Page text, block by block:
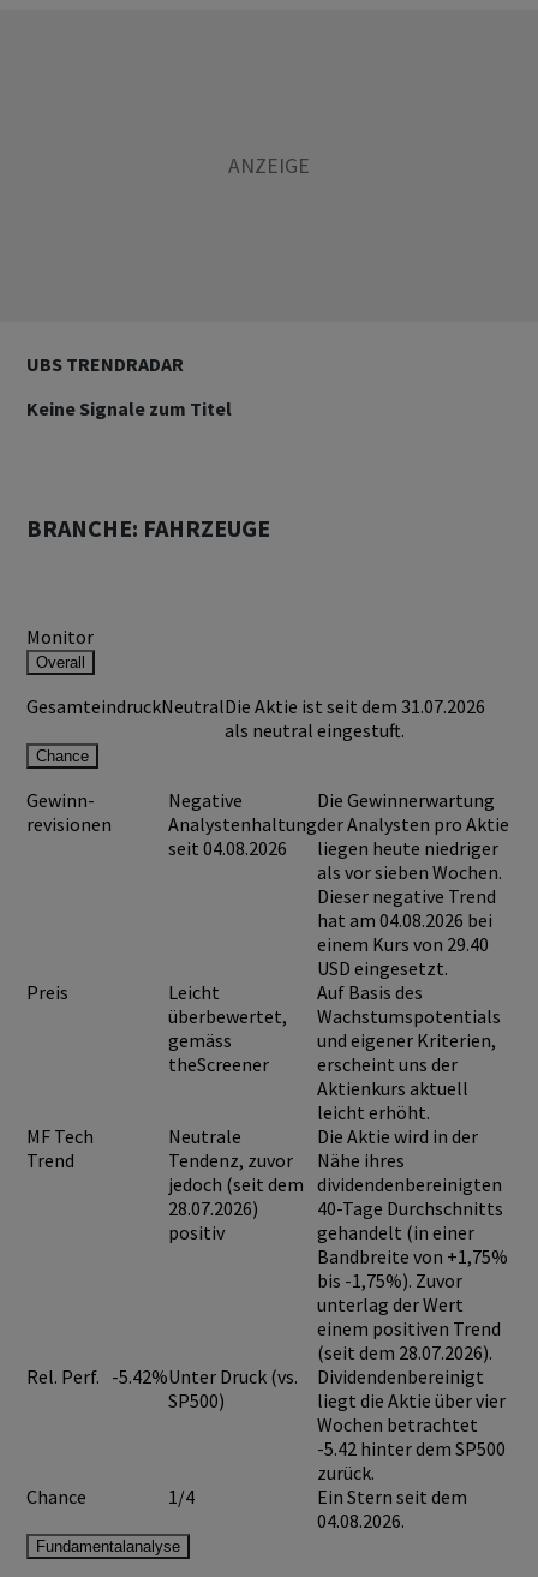
UBS TRENDRADAR
Keine Signale zum Titel
BRANCHE: FAHRZEUGE
Monitor
Overall
GesamteindruckNeutralDie Aktie ist seit dem 31.07.2026
als neutral eingestuft.
Chance
Gewinn-
revisionen
Negative
Analystenhaltung
seit 04.08.2026
Die Gewinnerwartung
der Analysten pro Aktie
liegen heute niedriger
als vor sieben Wochen.
Dieser negative Trend
hat am 04.08.2026 bei
einem Kurs von 29.40
USD eingesetzt.
Preis
Leicht
überbewertet,
gemäss
theScreener
Auf Basis des
Wachstumspotentials
und eigener Kriterien,
erscheint uns der
Aktienkurs aktuell
leicht erhöht.
MF Tech
Trend
Neutrale
Tendenz, zuvor
jedoch (seit dem
28.07.2026)
positiv
Die Aktie wird in der
Nähe ihres
dividendenbereinigten
40-Tage Durchschnitts
gehandelt (in einer
Bandbreite von +1,75%
bis -1,75%). Zuvor
unterlag der Wert
einem positiven Trend
(seit dem 28.07.2026).
Rel. Perf. -5.42%Unter Druck (vs.
SP500)
Dividendenbereinigt
liegt die Aktie über vier
Wochen betrachtet
-5.42 hinter dem SP500
zurück.
Chance
1/4
Ein Stern seit dem
04.08.2026.
Fundamentalanalyse